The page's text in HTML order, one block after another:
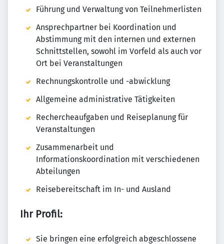
Führung und Verwaltung von Teilnehmerlisten
Ansprechpartner bei Koordination und
Abstimmung mit den internen und externen
Schnittstellen, sowohl im Vorfeld als auch vor
Ort bei Veranstaltungen
Rechnungskontrolle und -abwicklung
Allgemeine administrative Tätigkeiten
Rechercheaufgaben und Reiseplanung für
Veranstaltungen
Zusammenarbeit und
Informationskoordination mit verschiedenen
Abteilungen
Reisebereitschaft im In- und Ausland
Ihr Profil:
Sie bringen eine erfolgreich abgeschlossene